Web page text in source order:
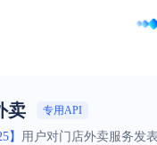
卖 专用API
】 用户对门店外卖服务发